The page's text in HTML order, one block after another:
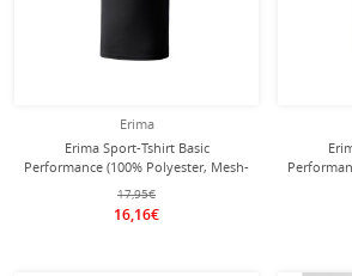
Erima
Erima Sport-Tshirt Basic
Performance (100% Polyester, Mesh-
Einsätze) schwarz Herren
17,95€
16,16€